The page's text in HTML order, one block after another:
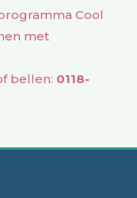
Cool
met
bellen: 0118-